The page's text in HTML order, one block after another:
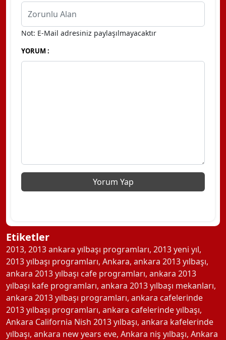
Not: E-Mail adresiniz paylaşılmayacaktır
YORUM :
Etiketler
2013, 2013 ankara yılbaşı programları, 2013 yeni yıl,
2013 yılbaşı programları, Ankara, ankara 2013 yılbaşı,
ankara 2013 yılbaşı cafe programları, ankara 2013
yılbaşı kafe programları, ankara 2013 yılbaşı mekanları,
ankara 2013 yılbaşı programları, ankara cafelerinde
2013 yılbaşı programları, ankara cafelerinde yılbaşı,
Ankara California Nish 2013 yılbaşı, ankara kafelerinde
yılbaşı, ankara new years eve, Ankara niş yılbaşı, Ankara